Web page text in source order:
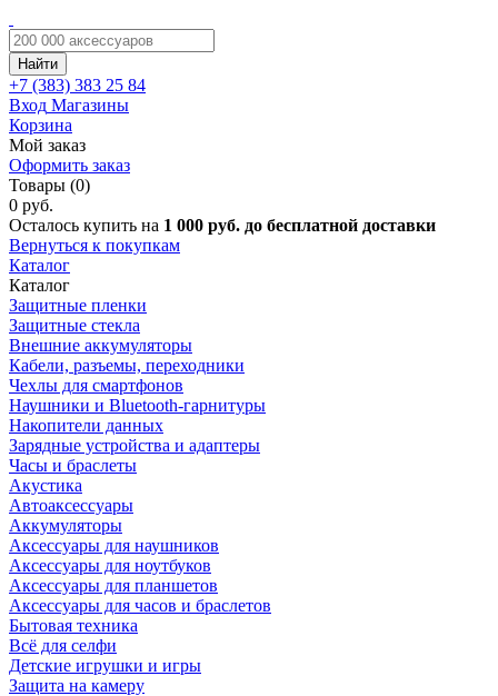
Найти
+7 (383) 383 25 84
Вход Магазины
Корзина
Мой заказ
Оформить заказ
Товары (0)
0 руб.
Осталось купить на 1 000 руб. до бесплатной доставки
Вернуться к покупкам
Каталог
Каталог
Защитные пленки
Защитные стекла
Внешние аккумуляторы
Кабели, разъемы, переходники
Чехлы для смартфонов
Наушники и Bluetooth-гарнитуры
Накопители данных
Зарядные устройства и адаптеры
Часы и браслеты
Акустика
Автоаксессуары
Аккумуляторы
Аксессуары для наушников
Аксессуары для ноутбуков
Аксессуары для планшетов
Аксессуары для часов и браслетов
Бытовая техника
Всё для селфи
Детские игрушки и игры
Защита на камеру